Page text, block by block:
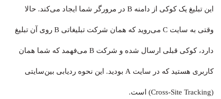
این تبلیغ یک کوکی از دامنه B در مرورگر شما ایجاد می‌کند. حالا
وقتی به سایت C می‌روید که همان شرکت تبلیغاتی B روی آن تبلیغ
دارد، کوکی قبلی ارسال شده و شرکت B می‌فهمد که شما همان
کاربری هستید که در سایت A بودید. این نحوه ردیابی بین‌سایتی
(Cross-Site Tracking) است.